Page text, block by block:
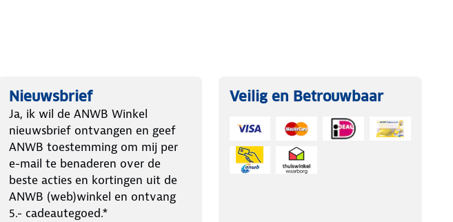
Nieuwsbrief
Ja, ik wil de ANWB Winkel
nieuwsbrief ontvangen en geef
ANWB toestemming om mij per
e-mail te benaderen over de
beste acties en kortingen uit de
ANWB (web)winkel en ontvang
5.- cadeautegoed.*
Veilig en Betrouwbaar